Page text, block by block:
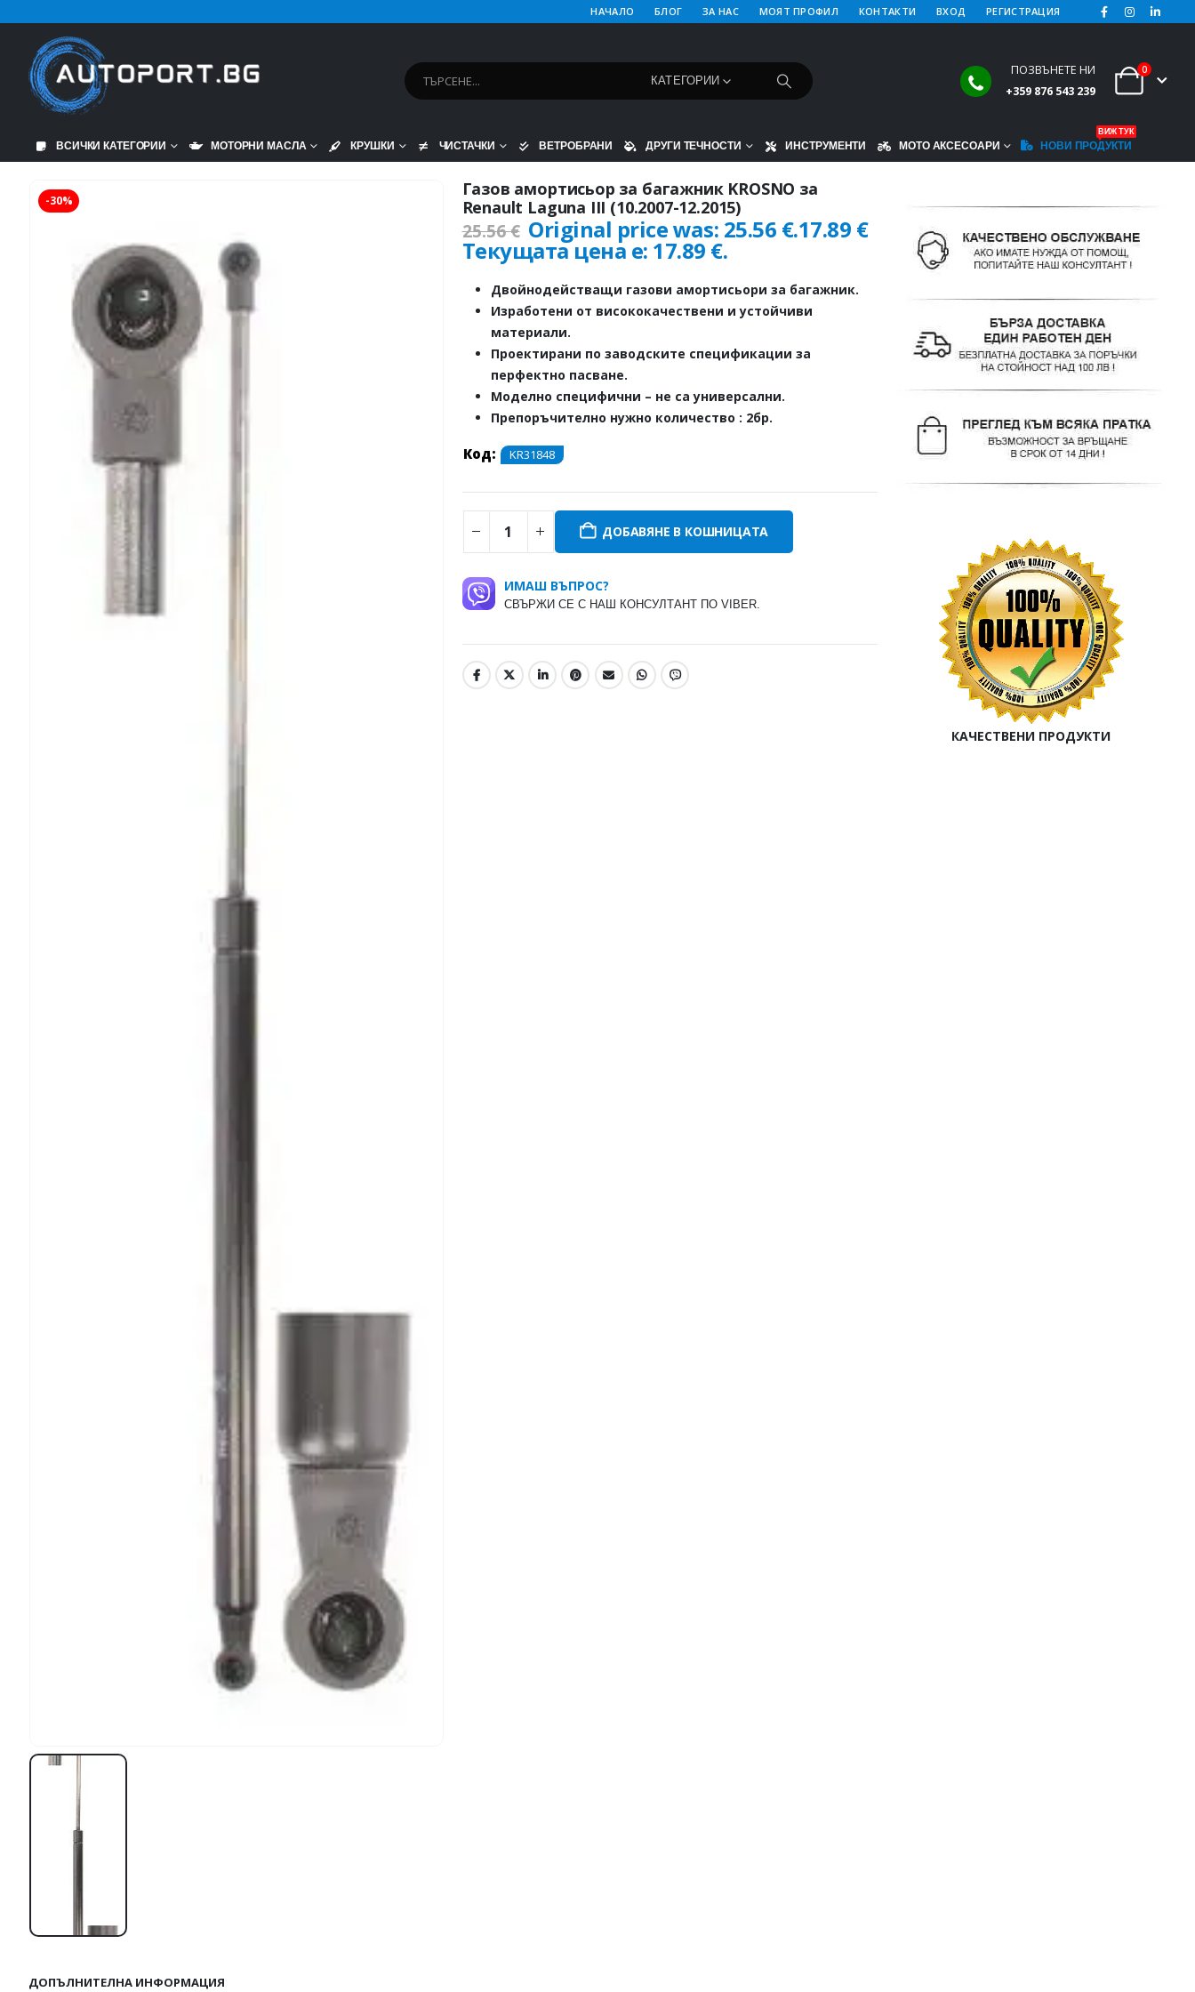
НАЧАЛО БЛОГ ЗА НАС МОЯТ ПРОФИЛ КОНТАКТИ ВХОД РЕГИСТРАЦИЯ
КАТЕГОРИИ
ПОЗВЪНЕТЕ НИ
+359 876 543 239
0
ВСИЧКИ КАТЕГОРИИ МОТОРНИ МАСЛА КРУШКИ ЧИСТАЧКИ ВЕТРОБРАНИ ДРУГИ ТЕЧНОСТИ ИНСТРУМЕНТИ МОТО АКСЕСОАРИ НОВИ ПРОДУКТИ
ВИЖ ТУК
-30%
Газов амортисьор за багажник KROSNO за
Renault Laguna III (10.2007-12.2015)
25.56€ Original price was: 25.56 €.17.89 €
Текущата цена е: 17.89 €.
Двойнодействащи газови амортисьори за багажник.
Изработени от висококачествени и устойчиви
материали.
Проектирани по заводските спецификации за
перфектно пасване.
Моделно специфични – не са универсални.
Препоръчително нужно количество : 2бр.
Код: KR31848
ДОБАВЯНЕ В КОШНИЦАТА
ИМАШ ВЪПРОС?
СВЪРЖИ СЕ С НАШ КОНСУЛТАНТ ПО VIBER.
ДОПЪЛНИТЕЛНА ИНФОРМАЦИЯ
КАЧЕСТВЕНИ ПРОДУКТИ